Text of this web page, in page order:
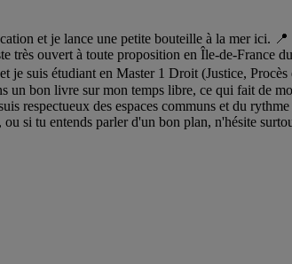
et je lance une petite bouteille à la mer ici.
très ouvert à toute proposition en Île-de-France
je suis étudiant en Master 1 Droit (Justice,
un bon livre sur mon temps libre, ce qui fait de
respectueux des espaces communs et du
si tu entends parler d'un bon plan, n'hésite